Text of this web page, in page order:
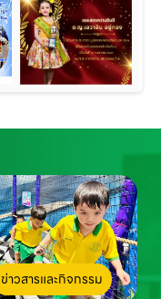
ข่าวสารและกิจกรรม